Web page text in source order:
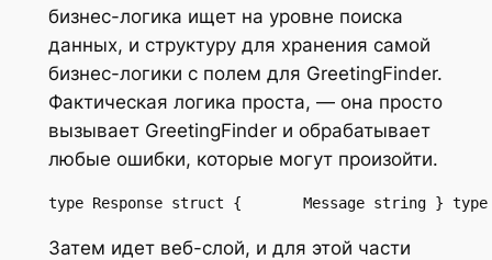
бизнес-логика ищет на уровне поиска
данных, и структуру для хранения самой
бизнес-логики с полем для GreetingFinder.
Фактическая логика проста, — она просто
вызывает GreetingFinder и обрабатывает
любые ошибки, которые могут произойти.
type Response struct {       Message string }
Затем идет веб-слой, и для этой части